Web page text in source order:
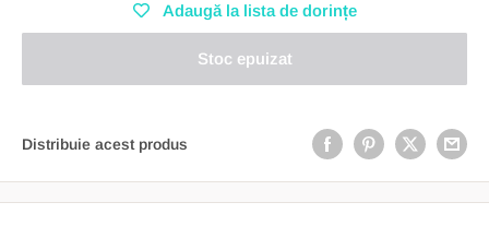
Adaugă la lista de dorințe
Stoc epuizat
Distribuie acest produs